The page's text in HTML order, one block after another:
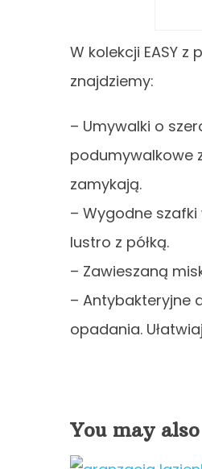
W kolekcji EASY
znajdziemy:
– Umywalki o
podumywalkowe
zamykają.
– Wygodne
lustro z półką.
– Zawieszaną
– Antybakteryjne
opadania.
You may